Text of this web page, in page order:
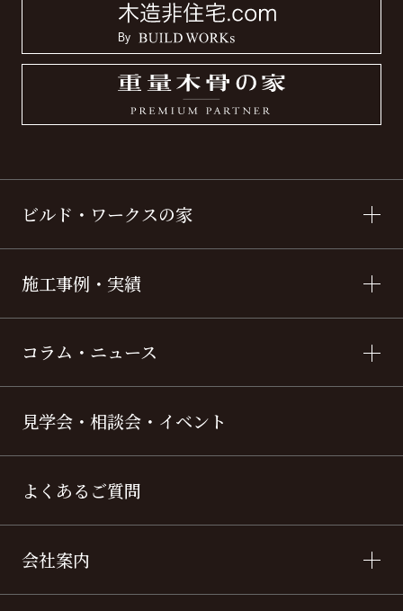
ビルド・ワークスの家
施工事例・実績
コラム・ニュース
見学会・相談会・イベント
よくあるご質問
会社案内